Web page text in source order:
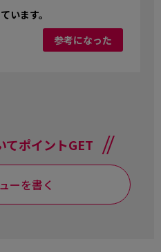
います。
参考になった
てポイントGET
ーを書く